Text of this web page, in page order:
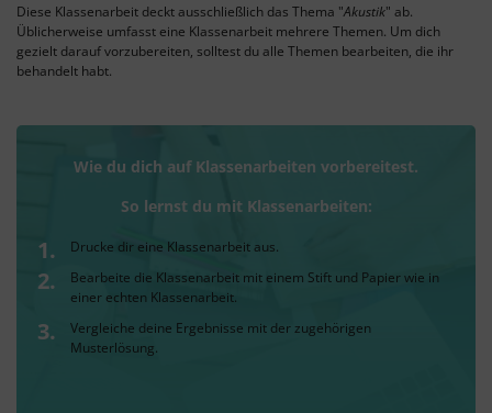
Diese Klassenarbeit deckt ausschließlich das Thema "Akustik" ab.
Üblicherweise umfasst eine Klassenarbeit mehrere Themen. Um dich
gezielt darauf vorzubereiten, solltest du alle Themen bearbeiten, die ihr
behandelt habt.
Wie du dich auf Klassenarbeiten vorbereitest.
So lernst du mit Klassenarbeiten:
Drucke dir eine Klassenarbeit aus.
Bearbeite die Klassenarbeit mit einem Stift und Papier wie in
einer echten Klassenarbeit.
Vergleiche deine Ergebnisse mit der zugehörigen
Musterlösung.